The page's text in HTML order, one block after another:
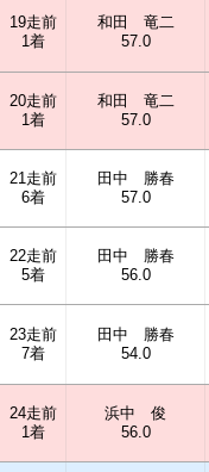
19走前
1着
和田 竜二
57.0
20走前
1着
和田 竜二
57.0
21走前
6着
田中 勝春
57.0
22走前
5着
田中 勝春
56.0
23走前
7着
田中 勝春
54.0
24走前
1着
浜中 俊
56.0